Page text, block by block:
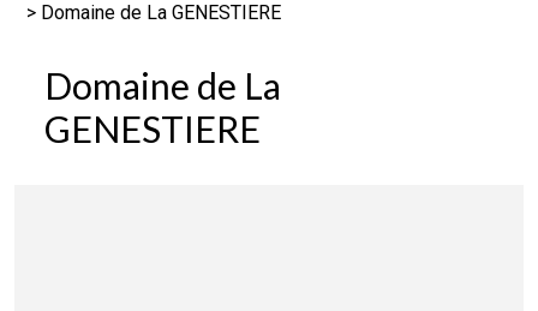
> Domaine de La GENESTIERE
Domaine de La
GENESTIERE